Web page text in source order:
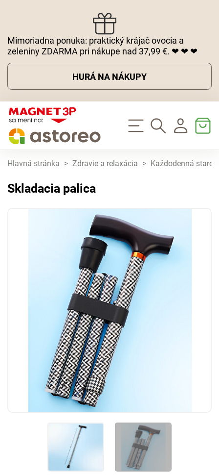
Mimoriadna ponuka: praktický krájač ovocia a
zeleniny ZDARMA pri nákupe nad 37,99 €. ❤ ❤ ❤
HURÁ NA NÁKUPY
Hlavná stránka > Zdravie a relaxácia > Každodenná
Skladacia palica